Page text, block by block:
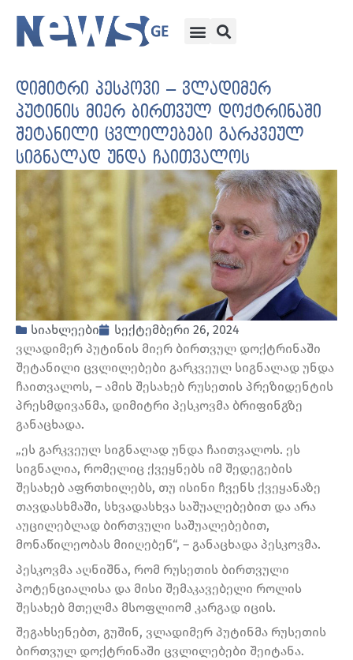
დიმიტრი პესკოვი – ვლადიმერ
პუტინის მიერ ბირთვულ დოქტრინაში
შეტანილი ცვლილებები გარკვეულ
სიგნალად უნდა ჩაითვალოს
სიახლეები
სექტემბერი 26, 2024
ვლადიმერ პუტინის მიერ ბირთვულ დოქტრინაში
შეტანილი ცვლილებები გარკვეულ სიგნალად უნდა
ჩაითვალოს, – ამის შესახებ რუსეთის პრეზიდენტის
პრესმდივანმა, დიმიტრი პესკოვმა ბრიფინგზე
განაცხადა.
„ეს გარკვეულ სიგნალად უნდა ჩაითვალოს. ეს
სიგნალია, რომელიც ქვეყნებს იმ შედეგების
შესახებ აფრთხილებს, თუ ისინი ჩვენს ქვეყანაზე
თავდასხმაში, სხვადასხვა საშუალებებით და არა
აუცილებლად ბირთვული საშუალებებით,
მონაწილეობას მიიღებენ“, – განაცხადა პესკოვმა.
პესკოვმა აღნიშნა, რომ რუსეთის ბირთვული
პოტენციალისა და მისი შემაკავებელი როლის
შესახებ მთელმა მსოფლიომ კარგად იცის.
შეგახსენებთ, გუშინ, ვლადიმერ პუტინმა რუსეთის
ბირთვულ დოქტრინაში ცვლილებები შეიტანა.